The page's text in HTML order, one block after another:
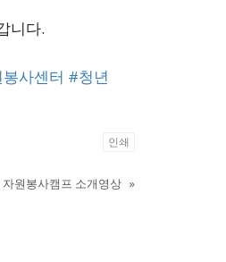
니다.
사센터 #청년
인쇄
원봉사캠프 소개영상 »